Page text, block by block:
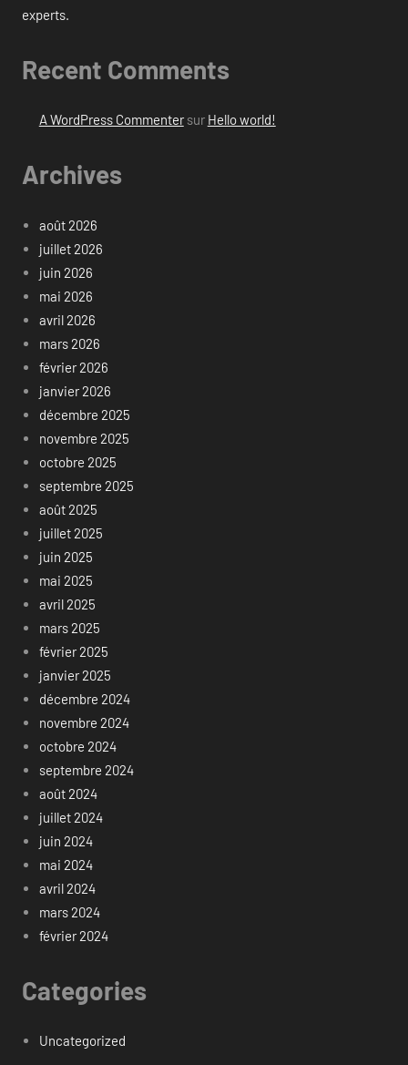
experts.
Recent Comments
A WordPress Commentersur Hello world!
Archives
août 2026
juillet 2026
juin 2026
mai 2026
avril 2026
mars 2026
février 2026
janvier 2026
décembre 2025
novembre 2025
octobre 2025
septembre 2025
août 2025
juillet 2025
juin 2025
mai 2025
avril 2025
mars 2025
février 2025
janvier 2025
décembre 2024
novembre 2024
octobre 2024
septembre 2024
août 2024
juillet 2024
juin 2024
mai 2024
avril 2024
mars 2024
février 2024
Categories
Uncategorized